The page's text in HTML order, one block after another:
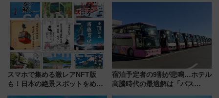
来春のGW旅行まで狙える激ア
ツ路線まとめ（8/10まで）
スマホで集める激レアNFT版
も！日本の絶景スポットをめぐ
宿泊予定者の9割が悲鳴…ホテル
高騰時代の最適解は「バス